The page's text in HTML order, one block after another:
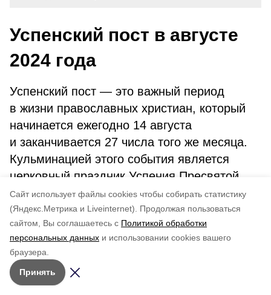
Cайт использует файлы cookies чтобы собирать статистику
(Яндекс.Метрика и Liveinternet).
Продолжая пользоваться
сайтом, Вы соглашаетесь с Политикой обработки
персональных данных и использовании cookies вашего
браузера.
Принять
Успенский пост в августе
2024 года
Успенский пост — это важный период
в жизни православных христиан, который
начинается ежегодно 14 августа
и заканчивается 27 числа того же месяца.
Кульминацией этого события является
церковный праздник Успения Пресвятой
Богородицы, отмечаемый 28 августа.
История Успенского поста уходит корнями в
древность, хотя явные свидетельства о нем
относятся только к IX веку. Окончательно
сроки поста были утверждены на
Константинопольском соборе в 1166 году.